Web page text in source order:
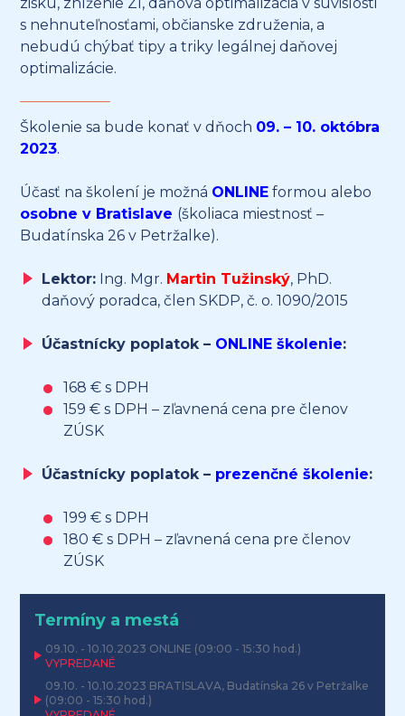
s nehnuteľnosťami, občianske združenia, a
nebudú chýbať tipy a triky legálnej daňovej
optimalizácie.
Školenie sa bude konať v dňoch 09. – 10. októbra
2023.
Účasť na školení je možná ONLINE formou alebo
osobne v Bratislave (školiaca miestnosť –
Budatínska 26 v Petržalke).
Lektor: Ing. Mgr. Martin Tužinský, PhD.
daňový poradca, člen SKDP, č. o. 1090/2015
Účastnícky poplatok – ONLINE školenie:
168 € s DPH
159 € s DPH – zľavnená cena pre členov
ZÚSK
Účastnícky poplatok – prezenčné školenie:
199 € s DPH
180 € s DPH – zľavnená cena pre členov
ZÚSK
Termíny a mestá
09.10. - 10.10.2023 ONLINE (09:00 - 15:30 hod.)
VYPREDANÉ
09.10. - 10.10.2023 BRATISLAVA, Budatínska 26 v Petržalke
(09:00 - 15:30 hod.)